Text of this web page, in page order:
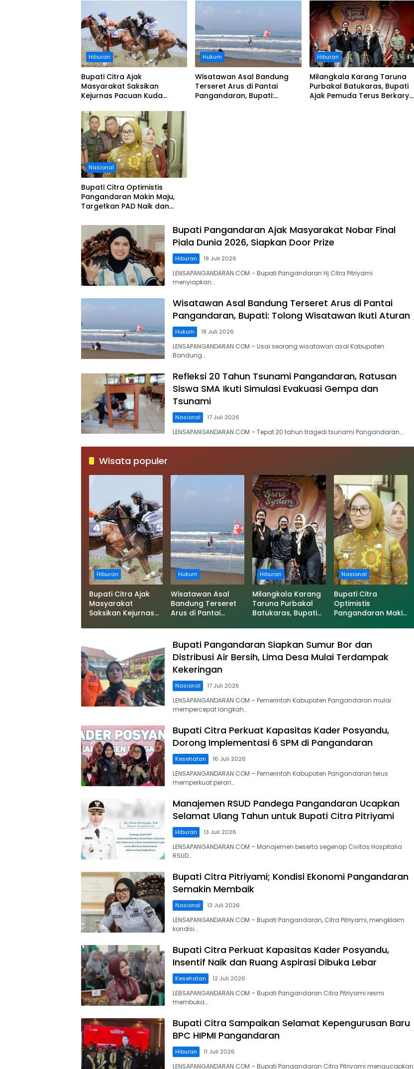
Hiburan
Bupati Citra Ajak
Masyarakat Saksikan
Kejurnas Pacuan Kuda
Legokjawa
Hukum
Wisatawan Asal Bandung
Terseret Arus di Pantai
Pangandaran, Bupati:
Hiburan
Milangkala Karang Taruna
Purbakal Batukaras, Bupati
Ajak Pemuda Terus Berkarya
Nasional
Bupati Citra Optimistis
Pangandaran Makin Maju,
Targetkan PAD Naik dan
Bupati Pangandaran Ajak Masyarakat Nobar Final
Piala Dunia 2026, Siapkan Door Prize
Hiburan 19 Juli 2026
LENSAPANGANDARAN.COM – Bupati Pangandaran Hj Citra Pitriyami
menyiapkan…
Wisatawan Asal Bandung Terseret Arus di Pantai
Pangandaran, Bupati: Tolong Wisatawan Ikuti Aturan
Hukum 18 Juli 2026
LENSAPANGANDARAN.COM – Usai seorang wisatawan asal Kabupaten
Bandung…
Refleksi 20 Tahun Tsunami Pangandaran, Ratusan
Siswa SMA Ikuti Simulasi Evakuasi Gempa dan
Tsunami
Nasional 17 Juli 2026
LENSAPANGANDARAN.COM – Tepat 20 tahun tragedi tsunami Pangandaran…
Wisata populer
Hiburan
Bupati Citra Ajak
Masyarakat
Saksikan Kejurnas
Hukum
Wisatawan Asal
Bandung Terseret
Arus di Pantai
Wisatawan Ikuti
Aturan
Hiburan
Milangkala Karang
Taruna Purbakal
Batukaras, Bupati
Pangandaran
Nasional
Bupati Citra
Optimistis
Pangandaran Makin
Investasi Terus
Bertambah
Bupati Pangandaran Siapkan Sumur Bor dan
Distribusi Air Bersih, Lima Desa Mulai Terdampak
Kekeringan
Nasional 17 Juli 2026
LENSAPANGANDARAN.COM – Pemerintah Kabupaten Pangandaran mulai
mempercepat langkah…
Bupati Citra Perkuat Kapasitas Kader Posyandu,
Dorong Implementasi 6 SPM di Pangandaran
Kesehatan 16 Juli 2026
LENSAPANGANDARAN.COM – Pemerintah Kabupaten Pangandaran terus
memperkuat peran…
Manajemen RSUD Pandega Pangandaran Ucapkan
Selamat Ulang Tahun untuk Bupati Citra Pitriyami
Hiburan 13 Juli 2026
LENSAPANGANDARAN.COM – Manajemen beserta segenap Civitas Hospitalia
RSUD…
Bupati Citra Pitriyami; Kondisi Ekonomi Pangandaran
Semakin Membaik
Nasional 13 Juli 2026
LENSAPANGANDARAN.COM – Bupati Pangandaran, Citra Pitriyami, mengklaim
kondisi…
Bupati Citra Perkuat Kapasitas Kader Posyandu,
Insentif Naik dan Ruang Aspirasi Dibuka Lebar
Kesehatan 12 Juli 2026
LEBSAPANGANDARAN.COM – Bupati Pangandaran Citra Pitriyami resmi
membuka…
Bupati Citra Sampaikan Selamat Kepengurusan Baru
BPC HIPMI Pangandaran
Hiburan 11 Juli 2026
LENSAPANGANDARAN.COM – Bupati Pangandaran Citra Pitriyami mengucapkan